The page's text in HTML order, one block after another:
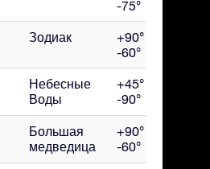
-75°
Зодиак
+90° до
-60°
Небесные
Воды
+45° до
-90°
Большая
медведица
+90° до
-60°